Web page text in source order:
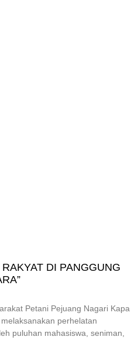
DI PANGGUNG
Petani Pejuang Nagari Kapa
perhelatan
puluhan mahasiswa, seniman,